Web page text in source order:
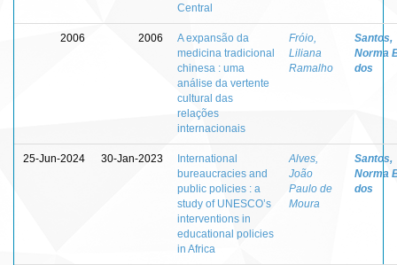
Central
2006 2006
A expansão da
medicina tradicional
chinesa : uma
análise da vertente
cultural das
relações
internacionais
Fróio,
Liliana
Ramalho
Santos,
Norma
dos
25-Jun-2024 30-Jan-2023
International
bureaucracies and
public policies : a
study of UNESCO’s
interventions in
educational policies
in Africa
Alves,
João
Paulo de
Moura
Santos,
Norma
dos